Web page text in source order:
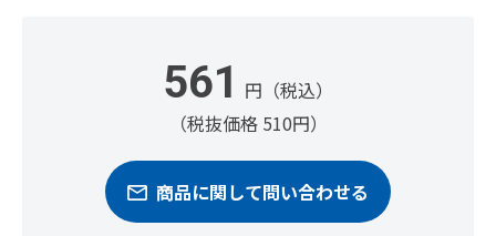
561 円（税込）
（税抜価格 510円）
商品に関して問い合わせる